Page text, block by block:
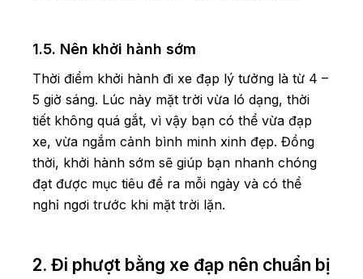
1.5. Nên khởi hành sớm
Thời điểm khởi hành đi xe đạp lý tưởng là từ 4 –
5 giờ sáng. Lúc này mặt trời vừa ló dạng, thời
tiết không quá gắt, vì vậy bạn có thể vừa đạp
xe, vừa ngắm cảnh bình minh xinh đẹp. Đồng
thời, khởi hành sớm sẽ giúp bạn nhanh chóng
đạt được mục tiêu đề ra mỗi ngày và có thể
nghỉ ngơi trước khi mặt trời lặn.
2. Đi phượt bằng xe đạp nên chuẩn bị